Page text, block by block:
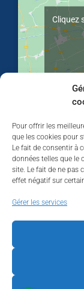
Pour offrir les
que les cookies pour
Le fait de consentir à
données telles que le
site. Le fait de ne pas
effet négatif sur
Gérer les services
Cliquez